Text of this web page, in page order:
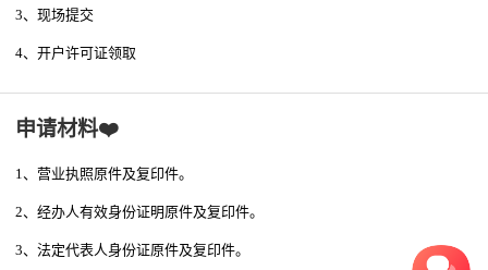
3、现场提交
4、开户许可证领取
申请材料❤️
1、营业执照原件及复印件。
2、经办人有效身份证明原件及复印件。
3、法定代表人身份证原件及复印件。